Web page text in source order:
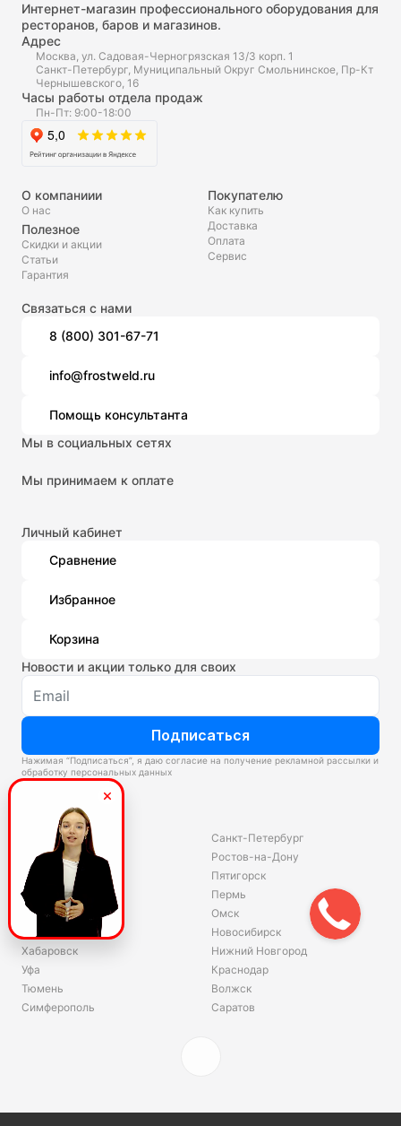
Интернет-магазин профессионального оборудования для
ресторанов, баров и магазинов.
Адрес
Москва, ул. Садовая-Черногрязская 13/3 корп. 1
Санкт-Петербург, Муниципальный Округ Смольнинское, Пр-Кт
Чернышевского, 16
Часы работы отдела продаж
Пн-Пт: 9:00-18:00
О компаниии
О нас
Полезное
Скидки и акции
Статьи
Гарантия
Покупателю
Как купить
Доставка
Оплата
Сервис
Связаться с нами
8 (800) 301-67-71
info@frostweld.ru
Помощь консультанта
Мы в социальных сетях
Мы принимаем к оплате
Личный кабинет
Сравнение
Избранное
Корзина
Новости и акции только для своих
Подписаться
Нажимая “Подписаться”, я даю согласие на получение рекламной рассылки и
обработку персональных данных
Склады
Владивосток
Екатеринбург
Красноярск
Волгоград
Ярославль
Челябинск
Хабаровск
Уфа
Тюмень
Симферополь
Санкт-Петербург
Ростов-на-Дону
Пятигорск
Пермь
Омск
Новосибирск
Нижний Новгород
Краснодар
Волжск
Саратов